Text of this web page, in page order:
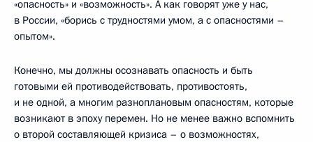
«опасность» и «возможность». А как говорят уже у нас,
в России, «борись с трудностями умом, а с опасностями –
опытом».
Конечно, мы должны осознавать опасность и быть
готовыми ей противодействовать, противостоять,
и не одной, а многим разноплановым опасностям, которые
возникают в эпоху перемен. Но не менее важно вспомнить
о второй составляющей кризиса – о возможностях,